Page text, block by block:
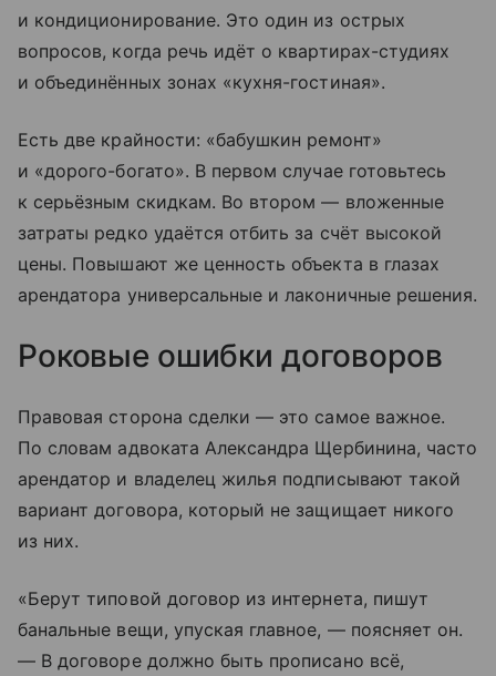
и кондиционирование. Это один из острых
вопросов, когда речь идёт о квартирах-студиях
и объединённых зонах «кухня-гостиная».
Есть две крайности: «бабушкин ремонт»
и «дорого-богато». В первом случае готовьтесь
к серьёзным скидкам. Во втором — вложенные
затраты редко удаётся отбить за счёт высокой
цены. Повышают же ценность объекта в глазах
арендатора универсальные и лаконичные решения.
Роковые ошибки договоров
Правовая сторона сделки — это самое важное.
По словам адвоката Александра Щербинина, часто
арендатор и владелец жилья подписывают такой
вариант договора, который не защищает никого
из них.
«Берут типовой договор из интернета, пишут
банальные вещи, упуская главное, — поясняет он.
— В договоре должно быть прописано всё,